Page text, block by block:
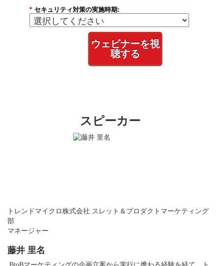
* セキュリティ対策の実施時期:
ウェビナーを視
聴する
スピーカー
トレンドマイクロ株式会社 スレット＆プロダクトマーケティング
部
マネージャー
藤井 里名